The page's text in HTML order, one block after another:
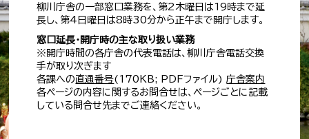
柳川庁舎の一部窓口業務を、第2木曜日は19時まで延
長し、第4日曜日は8時30分から正午まで開庁します。
窓口延長・開庁時の主な取り扱い業務
※開庁時間の各庁舎の代表電話は、柳川庁舎電話交換
手が取り次ぎます
各課への直通番号(170KB; PDFファイル)庁舎案内
各ページの内容に関するお問合せは、ページごとに記載
している問合せ先までご連絡ください。